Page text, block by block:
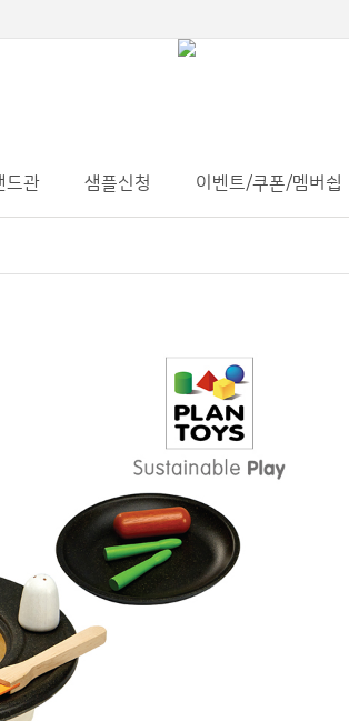
드관 샘플신청 이벤트/쿠폰/멤버쉽